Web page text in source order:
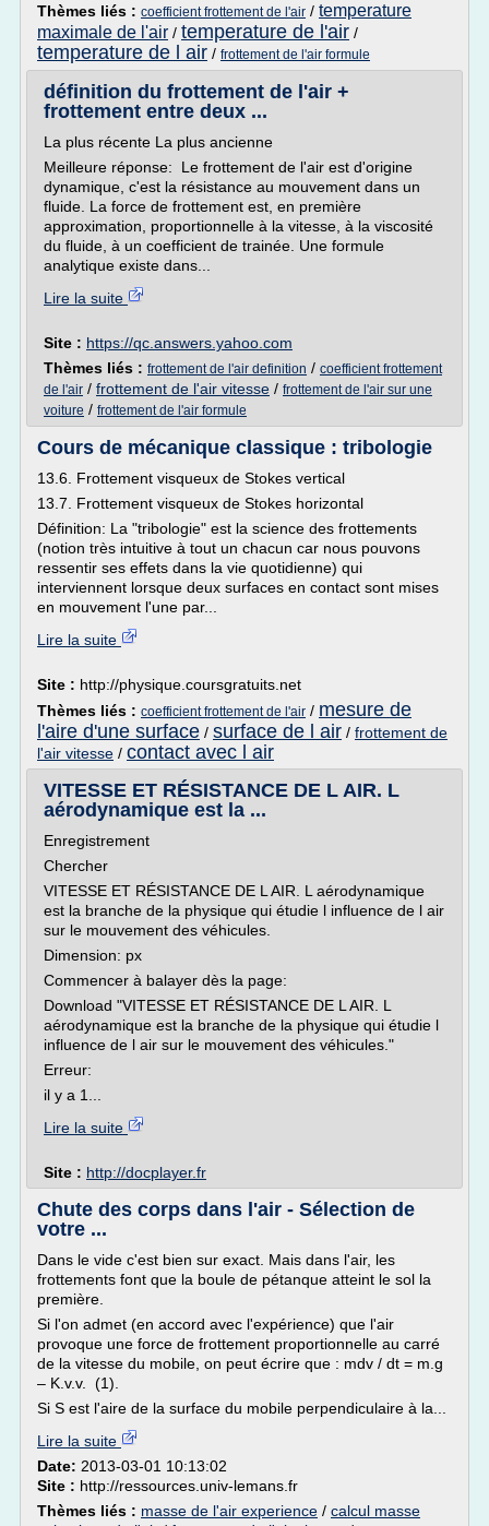
Thèmes liés : coefficient frottement de l'air / temperature
maximale de l'air / temperature de l'air /
temperature de l air / frottement de l'air formule
définition du frottement de l'air +
frottement entre deux ...
La plus récente La plus ancienne
Meilleure réponse: Le frottement de l'air est d'origine
dynamique, c'est la résistance au mouvement dans un
fluide. La force de frottement est, en première
approximation, proportionnelle à la vitesse, à la viscosité
du fluide, à un coefficient de trainée. Une formule
analytique existe dans...
Lire la suite
Site : https://qc.answers.yahoo.com
Thèmes liés : frottement de l'air definition / coefficient frottement
de l'air / frottement de l'air vitesse / frottement de l'air sur une
voiture / frottement de l'air formule
Cours de mécanique classique : tribologie
13.6. Frottement visqueux de Stokes vertical
13.7. Frottement visqueux de Stokes horizontal
Définition: La "tribologie" est la science des frottements
(notion très intuitive à tout un chacun car nous pouvons
ressentir ses effets dans la vie quotidienne) qui
interviennent lorsque deux surfaces en contact sont mises
en mouvement l'une par...
Lire la suite
Site : http://physique.coursgratuits.net
Thèmes liés : coefficient frottement de l'air / mesure de
l'aire d'une surface / surface de l air / frottement de
l'air vitesse / contact avec l air
VITESSE ET RÉSISTANCE DE L AIR. L
aérodynamique est la ...
Enregistrement
Chercher
VITESSE ET RÉSISTANCE DE L AIR. L aérodynamique
est la branche de la physique qui étudie l influence de l air
sur le mouvement des véhicules.
Dimension: px
Commencer à balayer dès la page:
Download "VITESSE ET RÉSISTANCE DE L AIR. L
aérodynamique est la branche de la physique qui étudie l
influence de l air sur le mouvement des véhicules."
Erreur:
il y a 1...
Lire la suite
Site : http://docplayer.fr
Chute des corps dans l'air - Sélection de
votre ...
Dans le vide c'est bien sur exact. Mais dans l'air, les
frottements font que la boule de pétanque atteint le sol la
première.
Si l'on admet (en accord avec l'expérience) que l'air
provoque une force de frottement proportionnelle au carré
de la vitesse du mobile, on peut écrire que : mdv / dt = m.g
– K.v.v. (1).
Si S est l'aire de la surface du mobile perpendiculaire à la...
Lire la suite
Date: 2013-03-01 10:13:02
Site : http://ressources.univ-lemans.fr
Thèmes liés : masse de l'air experience / calcul masse